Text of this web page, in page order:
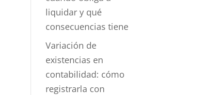
liquidar y qué
consecuencias tiene
Variación de
existencias en
contabilidad: cómo
registrarla con